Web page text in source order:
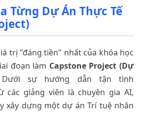
Từng Dự Án Thực Tế
trị "đáng tiền" nhất của khóa học
đoạn làm Capstone Project (Dự
sự hướng dẫn tận tình
các giảng viên là chuyên gia AI,
xây dựng một dự án Trí tuệ nhân